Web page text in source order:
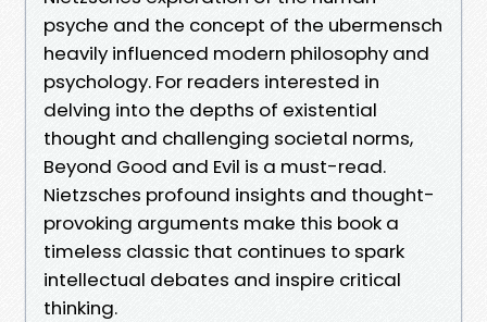
psyche and the concept of the ubermensch
heavily influenced modern philosophy and
psychology. For readers interested in
delving into the depths of existential
thought and challenging societal norms,
Beyond Good and Evil is a must-read.
Nietzsches profound insights and thought-
provoking arguments make this book a
timeless classic that continues to spark
intellectual debates and inspire critical
thinking.